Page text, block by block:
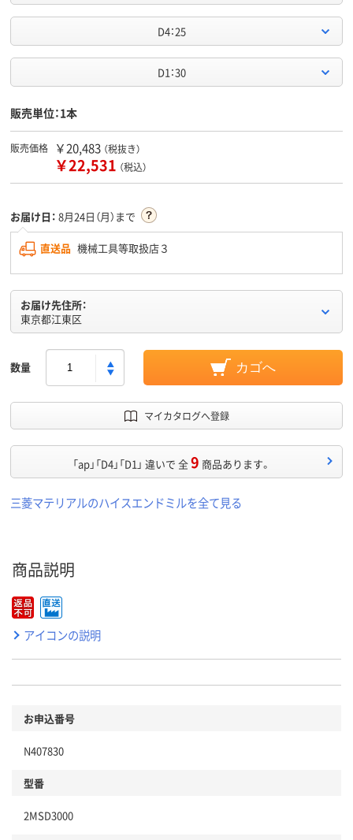
D4：25
D1：30
販売単位：1本
販売価格 ￥20,483 （税抜き）
￥22,531 （税込）
お届け日： 8月24日（月）まで
直送品 機械工具等取扱店３
お届け先住所：
東京都江東区
数量 カゴへ
マイカタログへ登録
「ap」「D4」「D1」 違いで 全9 商品あります。
三菱マテリアルのハイスエンドミルを全て見る
商品説明
アイコンの説明
お申込番号
N407830
型番
2MSD3000